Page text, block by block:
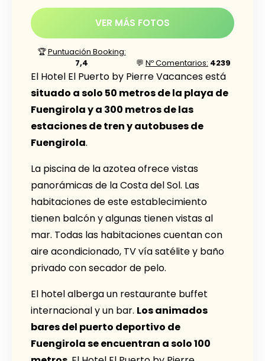
VER MÁS FOTOS
🏆Puntuación Booking:
7,4
💬 Nº Comentarios: 4239
El Hotel El Puerto by Pierre Vacances está
situado a solo 50 metros de la playa de
Fuengirola y a 300 metros de las
estaciones de tren y autobuses de
Fuengirola.
La piscina de la azotea ofrece vistas
panorámicas de la Costa del Sol. Las
habitaciones de este establecimiento
tienen balcón y algunas tienen vistas al
mar. Todas las habitaciones cuentan con
aire acondicionado, TV vía satélite y baño
privado con secador de pelo.
El hotel alberga un restaurante buffet
internacional y un bar. Los animados
bares del puerto deportivo de
Fuengirola se encuentran a solo 100